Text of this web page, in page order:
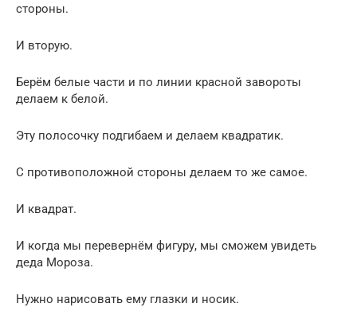
стороны.
И вторую.
Берём белые части и по линии красной завороты
делаем к белой.
Эту полосочку подгибаем и делаем квадратик.
С противоположной стороны делаем то же самое.
И квадрат.
И когда мы перевернём фигуру, мы сможем увидеть
деда Мороза.
Нужно нарисовать ему глазки и носик.